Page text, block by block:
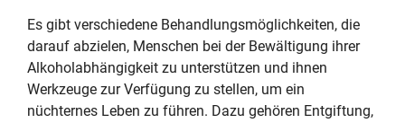
Es gibt verschiedene Behandlungsmöglichkeiten, die
darauf abzielen, Menschen bei der Bewältigung ihrer
Alkoholabhängigkeit zu unterstützen und ihnen
Werkzeuge zur Verfügung zu stellen, um ein
nüchternes Leben zu führen. Dazu gehören Entgiftung,